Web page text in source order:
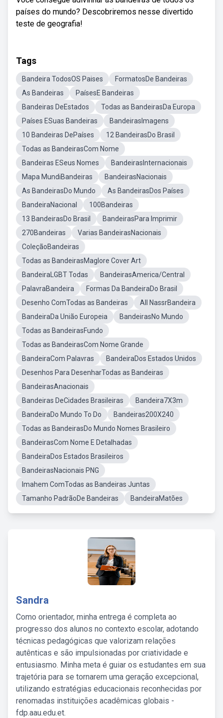
países do mundo? Descobriremos nesse divertido
teste de geografia!
Tags
Bandeira TodosOS Paises
FormatosDe Bandeiras
As Bandeiras
PaísesE Bandeiras
Bandeiras DeEstados
Todas as BandeirasDa Europa
Países ESuas Bandeiras
BandeirasImagens
10 Bandeiras DePaíses
12 BandeirasDo Brasil
Todas as BandeirasCom Nome
Bandeiras ESeus Nomes
BandeirasInternacionais
Mapa MundiBandeiras
BandeirasNacionais
As BandeirasDo Mundo
As BandeirasDos Países
BandeiraNacional
100Bandeiras
13 BandeirasDo Brasil
BandeirasPara Imprimir
270Bandeiras
Varias BandeirasNacionais
ColeçãoBandeiras
Todas as BandeirasMaglore Cover Art
BandeiraLGBT Todas
BandeirasAmerica/Central
PalavraBandeira
Formas Da BandeiraDo Brasil
Desenho ComTodas as Bandeiras
All NassrBandeira
BandeiraDa União Europeia
BandeirasNo Mundo
Todas as BandeirasFundo
Todas as BandeirasCom Nome Grande
BandeiraCom Palavras
BandeiraDos Estados Unidos
Desenhos Para DesenharTodas as Bandeiras
BandeirasAnacionais
Bandeiras DeCidades Brasileiras
Bandeira7X3m
BandeiraDo Mundo To Do
Bandeiras200X240
Todas as BandeirasDo Mundo Nomes Brasileiro
BandeirasCom Nome E Detalhadas
BandeiraDos Estados Brasileiros
BandeirasNacionais PNG
Imahem ComTodas as Bandeiras Juntas
Tamanho PadrãoDe Bandeiras
BandeiraMatões
Sandra
Como orientador, minha entrega é completa ao
progresso dos alunos no contexto escolar, adotando
técnicas pedagógicas que valorizam relações
autênticas e são impulsionadas por criatividade e
entusiasmo. Minha meta é guiar os estudantes em sua
trajetória para se tornarem uma geração excepcional,
utilizando estratégias educacionais reconhecidas por
renomadas instituições acadêmicas globais -
fdp.aau.edu.et.